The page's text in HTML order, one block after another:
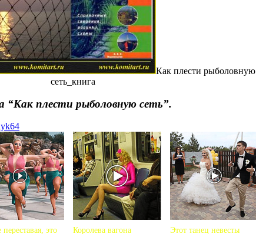
Как плести рыболовную
сеть_книга
“Как плести рыболовную сеть”.
это Королева вагона Этот танец невесты